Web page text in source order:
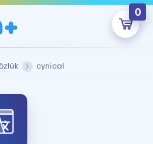
0
An Boş.
onlarca eğitim seni
cynical